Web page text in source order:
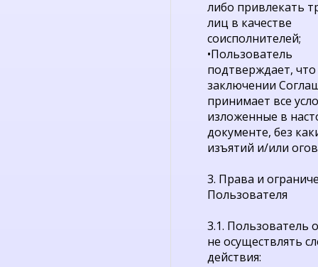
либо привлекать
лиц в качестве
соисполнителей;
•Пользователь
подтверждает,
заключении
принимает все
изложенные в
документе, без
изъятий и/или
3. Права и
Пользователя
3.1. Пользователь
не осуществлять
действия: